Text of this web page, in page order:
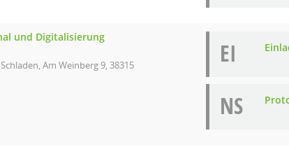
und Digitalisierung
Am Weinberg 9, 38315
EI
NS